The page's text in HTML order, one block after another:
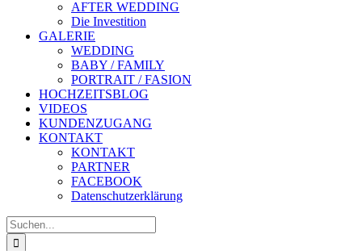
AFTER WEDDING
Die Investition
GALERIE
WEDDING
BABY / FAMILY
PORTRAIT / FASION
HOCHZEITSBLOG
VIDEOS
KUNDENZUGANG
KONTAKT
KONTAKT
PARTNER
FACEBOOK
Datenschutzerklärung
Suche
nach: